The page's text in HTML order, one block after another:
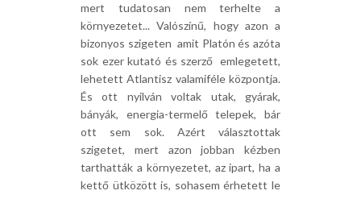
mert tudatosan nem terhelte a
környezetet... Valószínű, hogy azon a
bizonyos szigeten  amit Platón és azóta
sok ezer kutató és szerző  emlegetett,
lehetett Atlantisz valamiféle központja.
És ott nyilván voltak utak, gyárak,
bányák, energia-termelő telepek, bár
ott sem sok. Azért választottak
szigetet, mert azon jobban kézben
tarthatták a környezetet, az ipart, ha a
kettő ütközött is, sohasem érhetett le